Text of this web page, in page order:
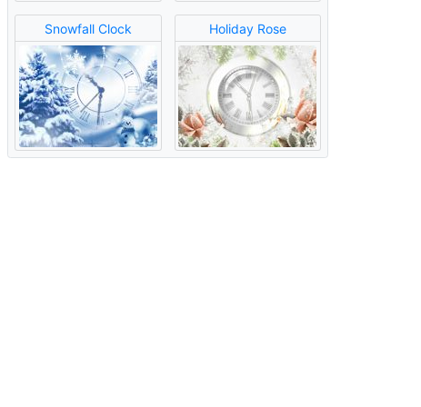
Snowfall Clock Holiday Rose